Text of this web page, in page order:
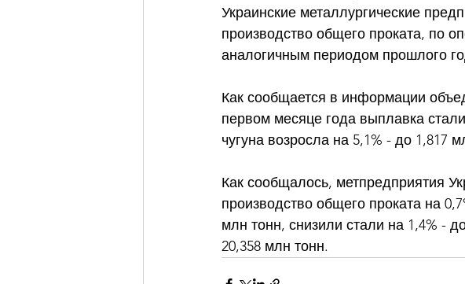
Украинские металлургические
производство общего проката, по
аналогичным периодом прошлого
Как сообщается в информации
первом месяце года выплавка
чугуна возросла на 5,1% - до 1,817
Как сообщалось, метпредприятия
производство общего проката на
млн тонн, снизили стали на 1,4% -
20,358 млн тонн.